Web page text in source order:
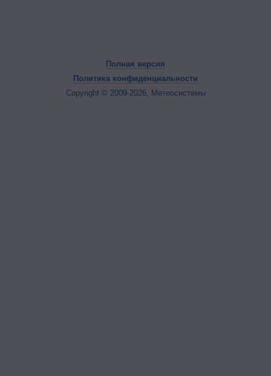
Полная версия
Политика конфиденциальности
Copyright © 2009-2026, Метеосистемы